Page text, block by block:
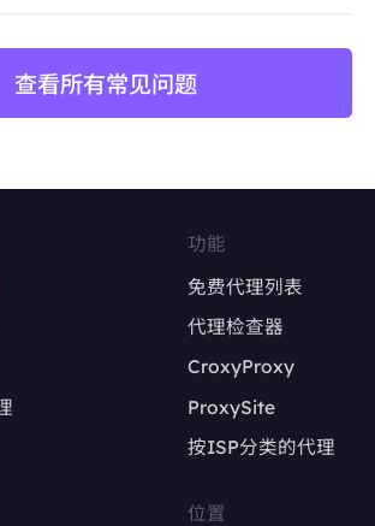
稳定的登录IP，降低异常登录风险
、点赞、评论，模拟真实用户行为
动导致账号被限流或封禁
、Facebook Ads等广告平台的多
查看所有常见问题
功能
免费代理列表
代理检查器
CroxyProxy
ProxySite
按ISP分类的代理
位置